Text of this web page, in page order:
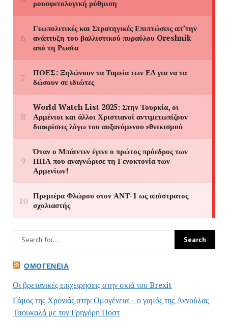
ΟΜΟΓΈΝΕΙΑ
Οι βρετανικές επιχειρήσεις στην σκιά του Brexit
Γάμος της Χρονιάς στην Ομογένεια – ο γαμός της Αννούλας
Τσουκαλά με τον Γρηγόρη Ποστ